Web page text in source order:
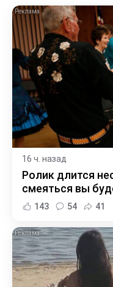
16 ч. назад
Ролик длится
смеяться вы
143 54 41